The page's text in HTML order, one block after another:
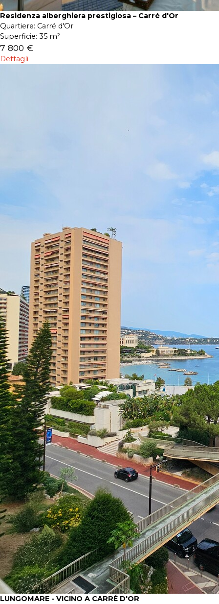
Residenza alberghiera prestigiosa – Carré d'Or
Quartiere: Carré d'Or
Superficie: 35 m²
7 800 €
Dettagli
LUNGOMARE - VICINO A CARRÉ D'OR